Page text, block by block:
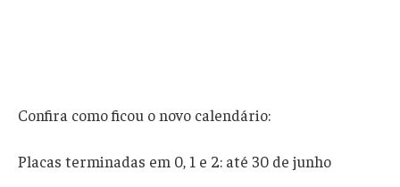
Confira como ficou o novo calendário:
Placas terminadas em 0, 1 e 2: até 30 de junho